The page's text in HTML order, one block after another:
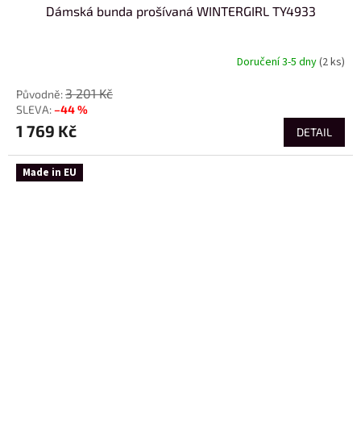
Dámská bunda prošívaná WINTERGIRL TY4933
Doručení 3-5 dny(2 ks)
3 201 Kč
–44 %
1 769 Kč DETAIL
Made in EU